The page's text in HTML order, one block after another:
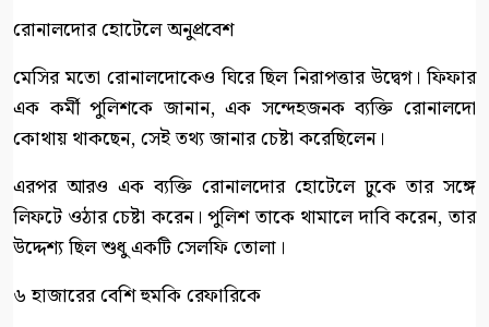
রোনালদোর হোটেলে অনুপ্রবেশ
মেসির মতো রোনালদোকেও ঘিরে ছিল নিরাপত্তার উদ্বেগ। ফিফার
এক কর্মী পুলিশকে জানান, এক সন্দেহজনক ব্যক্তি রোনালদো
কোথায় থাকছেন, সেই তথ্য জানার চেষ্টা করেছিলেন।
এরপর আরও এক ব্যক্তি রোনালদোর হোটেলে ঢুকে তার সঙ্গে
লিফটে ওঠার চেষ্টা করেন। পুলিশ তাকে থামালে দাবি করেন, তার
উদ্দেশ্য ছিল শুধু একটি সেলফি তোলা।
৬ হাজারের বেশি হুমকি রেফারিকে